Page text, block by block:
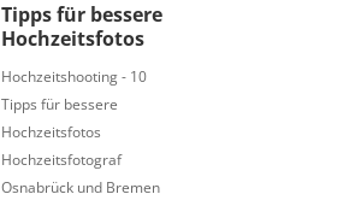
Tipps für bessere
Hochzeitsfotos
Hochzeitshooting - 10
Tipps für bessere
Hochzeitsfotos
Hochzeitsfotograf
Osnabrück und Bremen